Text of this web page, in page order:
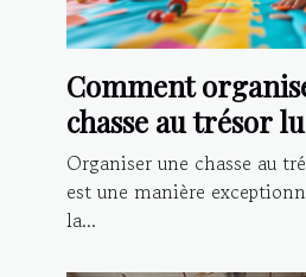
Comment
chasse au trésor
enfants à la
Organiser une chasse au
est une manière
la...